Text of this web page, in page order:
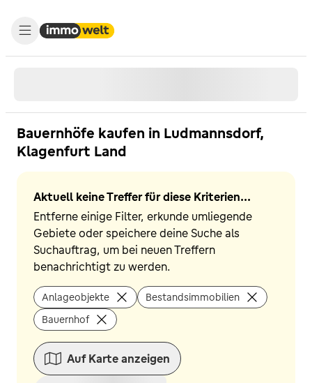
Bauernhöfe kaufen in Ludmannsdorf,
Klagenfurt Land
Aktuell keine Treffer für diese Kriterien...
Entferne einige Filter, erkunde umliegende
Gebiete oder speichere deine Suche als
Suchauftrag, um bei neuen Treffern
benachrichtigt zu werden.
Anlageobjekte
Bestandsimmobilien
Bauernhof
Auf Karte anzeigen